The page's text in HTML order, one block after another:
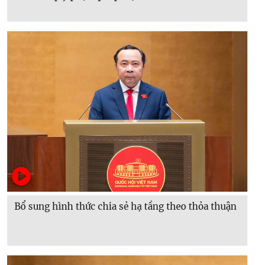
Bổ sung hình thức chia sẻ hạ tầng theo thỏa thuận